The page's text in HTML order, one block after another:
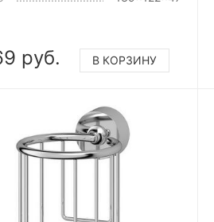
руб. В КОРЗИНУ